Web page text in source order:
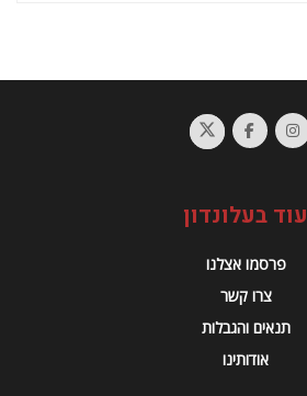
עוד בעלונדון
פרסמו אצלנו
צרו קשר
תנאים והגבלות
אודותינו